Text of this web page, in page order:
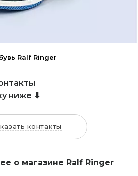
Ralf Ringer
ниже ⬇
контакты
о магазине Ralf Ringer